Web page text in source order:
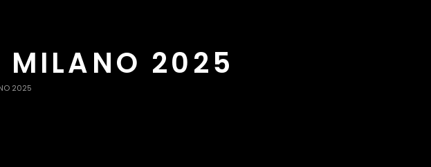
MILANO 2025
2025